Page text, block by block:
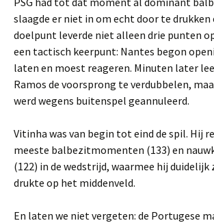
slaagde er niet in om echt door te drukken
doelpunt leverde niet alleen drie punten
een tactisch keerpunt: Nantes begon
laten en moest reageren. Minuten later
Ramos de voorsprong te verdubbelen,
werd wegens buitenspel geannuleerd.
Vitinha was van begin tot eind de spil. Hij
meeste balbezitmomenten (133) en
(122) in de wedstrijd, waarmee hij
drukte op het middenveld.
En laten we niet vergeten: de Portugese